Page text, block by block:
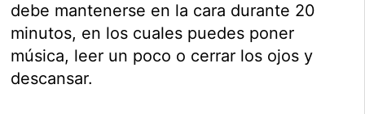
debe mantenerse en la cara durante 20
minutos, en los cuales puedes poner
música, leer un poco o cerrar los ojos y
descansar.